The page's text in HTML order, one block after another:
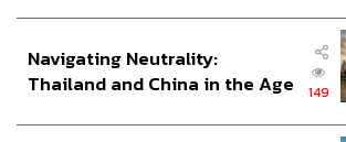
Navigating Neutrality:
Thailand and China in the Age
149